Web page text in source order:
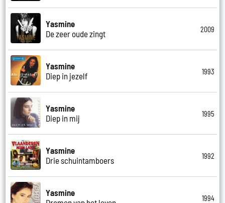
Yasmine
De zeer oude zingt
2009
Yasmine
Diep in jezelf
1993
Yasmine
Diep in mij
1995
Yasmine
Drie schuintamboers
1992
Yasmine
1994